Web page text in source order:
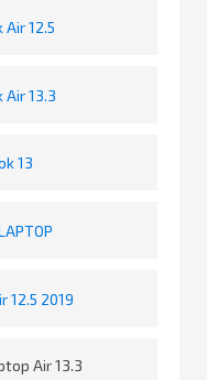
12.5
13.3
13
12.5 2019
Air 13.3